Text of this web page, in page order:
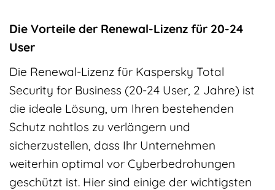
Die Vorteile der Renewal-Lizenz für 20-24
User
Die Renewal-Lizenz für Kaspersky Total
Security for Business (20-24 User, 2 Jahre) ist
die ideale Lösung, um Ihren bestehenden
Schutz nahtlos zu verlängern und
sicherzustellen, dass Ihr Unternehmen
weiterhin optimal vor Cyberbedrohungen
geschützt ist. Hier sind einige der wichtigsten